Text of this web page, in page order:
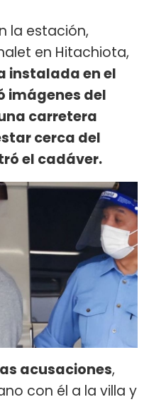
la estación,
en Hitachiota,
instalada en el
imágenes del
carretera
cerca del
el cadáver.
acusaciones,
con él a la villa y